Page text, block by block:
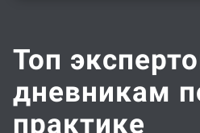
Топ
дневникам
практике